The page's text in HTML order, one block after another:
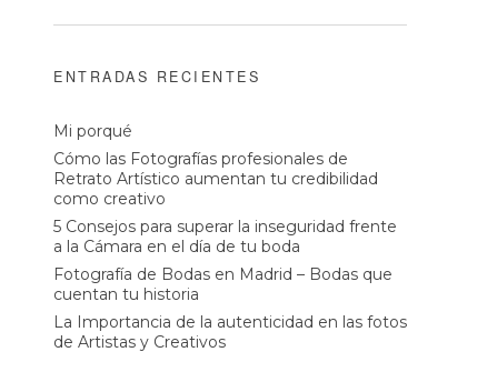
ENTRADAS RECIENTES
Mi porqué
Cómo las Fotografías profesionales de
Retrato Artístico aumentan tu credibilidad
como creativo
5 Consejos para superar la inseguridad frente
a la Cámara en el día de tu boda
Fotografía de Bodas en Madrid – Bodas que
cuentan tu historia
La Importancia de la autenticidad en las fotos
de Artistas y Creativos